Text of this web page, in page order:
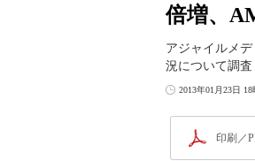
倍増、
アジャイルメ
況について調査
2013年01月23日
印刷／